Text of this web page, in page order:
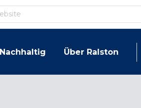
Nachhaltig Über Ralston